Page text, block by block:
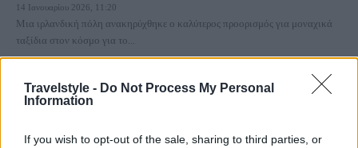
Travelstyle - Do Not Process My Personal
Information
If you wish to opt-out of the sale, sharing to third parties, or
14 Ιανουαρίου 2026, 11:20
Μια ιρλανδική πόλη ανακηρύχθηκε ο καλύτερος προορισμός για μοναχικά
ταξίδια στον κόσμο για το...